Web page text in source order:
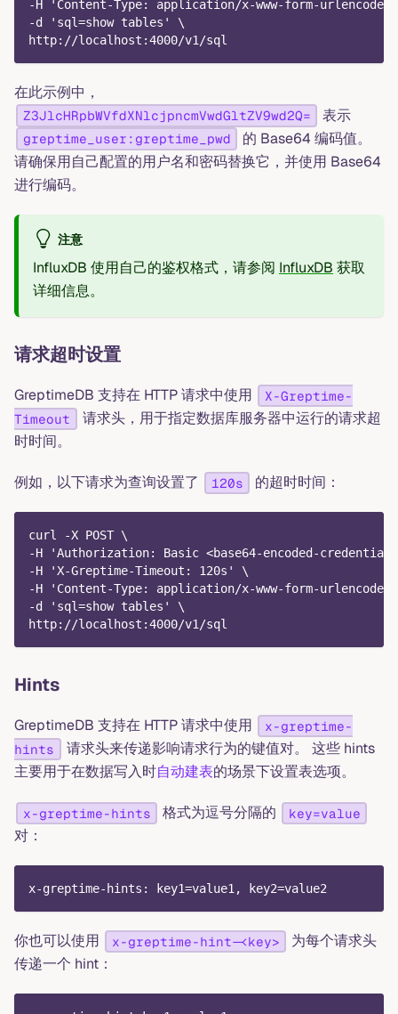
-H 'Content-Type: application/x-www-form-
-d 'sql=show tables' \
http://localhost:4000/v1/sql
在此示例中，
Z3JlcHRpbWVfdXNlcjpncmVwdGltZV9wd2Q= 表示
greptime_user:greptime_pwd
的 Base64 编码值。
请确保用自己配置的用户名和密码替换它，并使用 Base64
进行编码。
注意
InfluxDB 使用自己的鉴权格式，请参阅 InfluxDB 获取
详细信息。
请求超时设置
GreptimeDB 支持在 HTTP 请求中使用
X-Greptime-
Timeout
请求头，用于指定数据库服务器中运行的请求超
时时间。
例如，以下请求为查询设置了 120s 的超时时间：
curl -X POST \
-H 'Authorization: Basic <base64-encoded-
-H 'X-Greptime-Timeout: 120s' \
-H 'Content-Type: application/x-www-form-
-d 'sql=show tables' \
http://localhost:4000/v1/sql
Hints
GreptimeDB 支持在 HTTP 请求中使用
x-greptime-
hints
请求头来传递影响请求行为的键值对。 这些 hints
主要用于在数据写入时自动建表的场景下设置表选项。
x-greptime-hints 格式为逗号分隔的 key=value
对：
x-greptime-hints: key1=value1, key2=value2
你也可以使用 x-greptime-hint-<key>
为每个请求头
传递一个 hint：